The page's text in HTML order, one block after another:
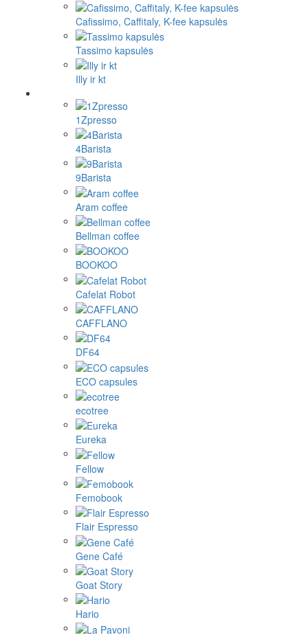
Cafissimo, Caffitaly, K-fee kapsulės
Tassimo kapsulės
Illy ir kt
1Zpresso
4Barista
9Barista
Aram coffee
Bellman coffee
BOOKOO
Cafelat Robot
CAFFLANO
DF64
ECO capsules
ecotree
Eureka
Fellow
Femobook
Flair Espresso
Gene Café
Goat Story
Hario